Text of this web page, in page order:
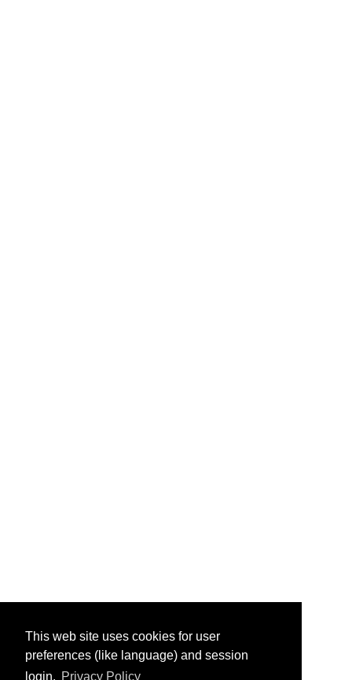
This web site uses cookies for user
preferences (like language) and session
login. Privacy Policy